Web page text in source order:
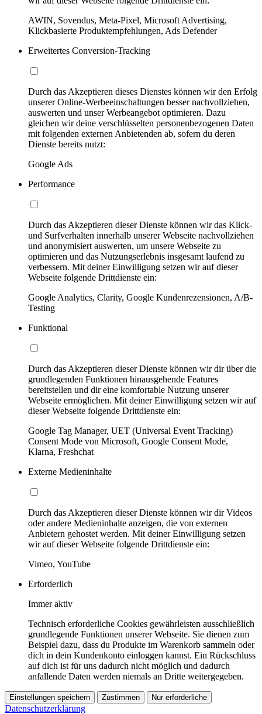
AWIN, Sovendus, Meta-Pixel, Microsoft Advertising,
Klickbasierte Produktempfehlungen, Ads Defender
Erweitertes Conversion-Tracking
Durch das Akzeptieren dieses Dienstes können wir den Erfolg
unserer Online-Werbeeinschaltungen besser nachvollziehen,
auswerten und unser Werbeangebot optimieren. Dazu
gleichen wir deine verschlüsselten personenbezogenen Daten
mit folgenden externen Anbietenden ab, sofern du deren
Dienste bereits nutzt:
Google Ads
Performance
Durch das Akzeptieren dieser Dienste können wir das Klick-
und Surfverhalten innerhalb unserer Webseite nachvollziehen
und anonymisiert auswerten, um unsere Webseite zu
optimieren und das Nutzungserlebnis insgesamt laufend zu
verbessern. Mit deiner Einwilligung setzen wir auf dieser
Webseite folgende Drittdienste ein:
Google Analytics, Clarity, Google Kundenrezensionen, A/B-
Testing
Funktional
Durch das Akzeptieren dieser Dienste können wir dir über die
grundlegenden Funktionen hinausgehende Features
bereitstellen und dir eine komfortable Nutzung unserer
Webseite ermöglichen. Mit deiner Einwilligung setzen wir auf
dieser Webseite folgende Drittdienste ein:
Google Tag Manager, UET (Universal Event Tracking)
Consent Mode von Microsoft, Google Consent Mode,
Klarna, Freshchat
Externe Medieninhalte
Durch das Akzeptieren dieser Dienste können wir dir Videos
oder andere Medieninhalte anzeigen, die von externen
Anbietern gehostet werden. Mit deiner Einwilligung setzen
wir auf dieser Webseite folgende Drittdienste ein:
Vimeo, YouTube
Erforderlich
Immer aktiv
Technisch erforderliche Cookies gewährleisten ausschließlich
grundlegende Funktionen unserer Webseite. Sie dienen zum
Beispiel dazu, dass du Produkte im Warenkorb sammeln oder
dich in dein Kundenkonto einloggen kannst. Ein Rückschluss
auf dich ist für uns dadurch nicht möglich und dadurch
anfallende Daten werden niemals an Dritte weitergegeben.
Einstellungen speichern Zustimmen Nur erforderliche
Datenschutzerklärung